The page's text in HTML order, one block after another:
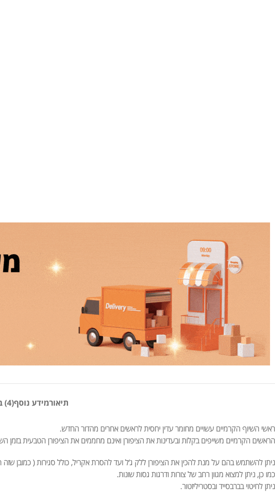
תיאורמידע נוסף(4) ביקורות
ראשי השיוף הקרמיים עשויים מחומר עדין יחסית לראשים אחרים מהדור החדש.
הראשים הקרמיים משייפים בקלות ובעדינות את הציפורן ואינם מחממים את הציפורן הטבעית בזמן
ניתן להשתמש בהם על מנת להכין את הציפורן ללק ג’ל ועד להסרת אקריל, כולל סגירות ( כמובן שזה
כמו כן, ניתן למצוא מגוון רחב של צורות ודרגות גסות שונות.
ניתן לחיטוי בברבסייד ובסטריליזטור.